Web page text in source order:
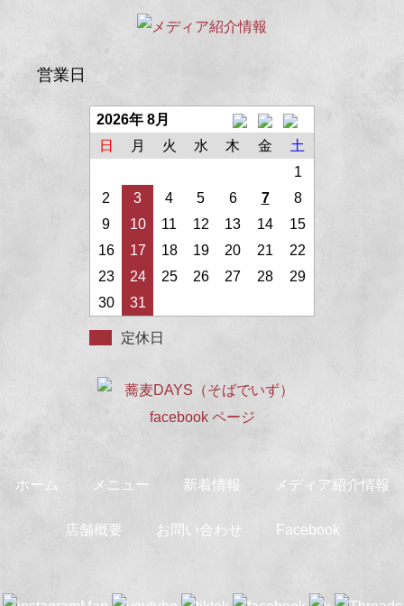
営業日
2026年 8月
日
月 火 水 木 金
土
1
2
3 4 5 6 7
8
9
10 11 12 13 14
15
16
17 18 19 20 21
22
23
24 25 26 27 28
29
30
31
定休日
ホーム メニュー 新着情報 メディア紹介情報
店舗概要 お問い合わせ Facebook